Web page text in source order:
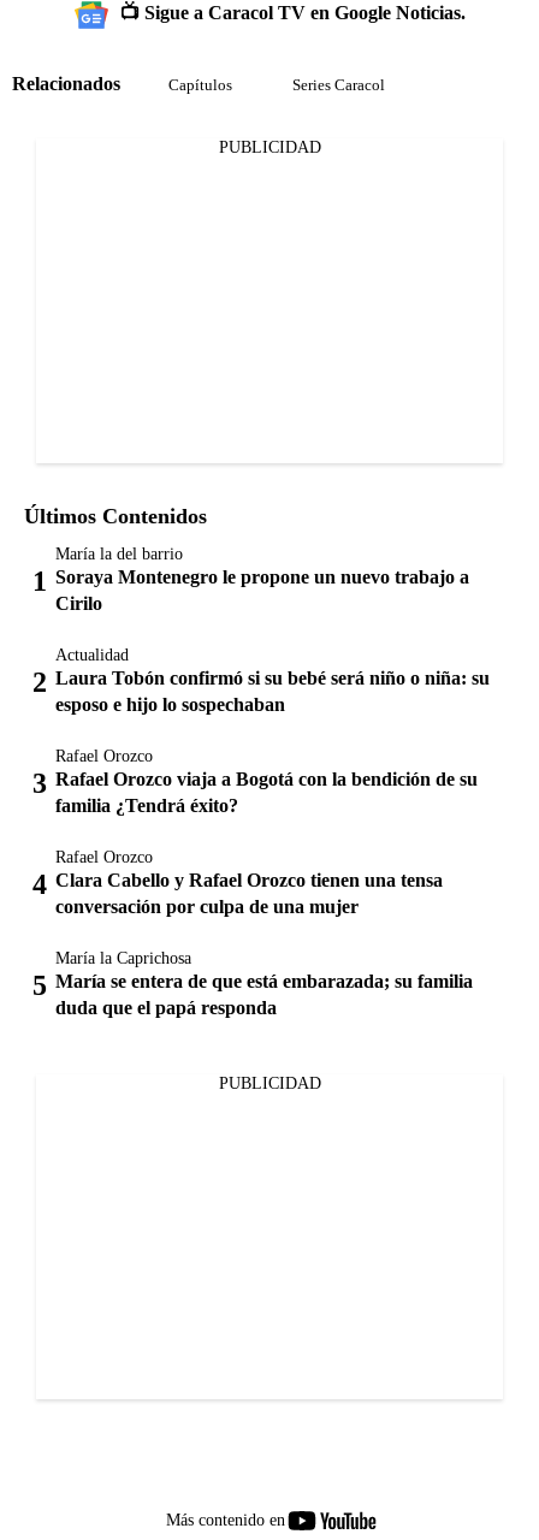
📺 Sigue a Caracol TV en Google Noticias.
Relacionados Capítulos Series Caracol
PUBLICIDAD
Últimos Contenidos
María la del barrio
Soraya Montenegro le propone un nuevo trabajo a
Cirilo
Actualidad
Laura Tobón confirmó si su bebé será niño o niña: su
esposo e hijo lo sospechaban
Rafael Orozco
Rafael Orozco viaja a Bogotá con la bendición de su
familia ¿Tendrá éxito?
Rafael Orozco
Clara Cabello y Rafael Orozco tienen una tensa
conversación por culpa de una mujer
María la Caprichosa
María se entera de que está embarazada; su familia
duda que el papá responda
PUBLICIDAD
Más contenido en
youtube-